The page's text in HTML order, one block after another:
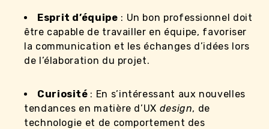
Esprit d’équipe : Un bon professionnel doit
être capable de travailler en équipe, favoriser
la communication et les échanges d’idées lors
de l’élaboration du projet.
Curiosité : En s’intéressant aux nouvelles
tendances en matière d’UX design, de
technologie et de comportement des